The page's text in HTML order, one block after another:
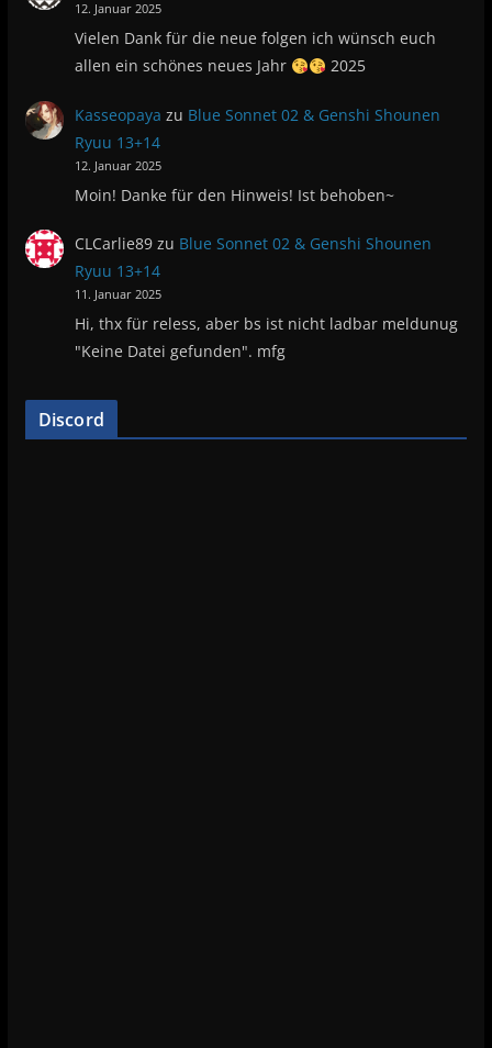
12. Januar 2025
Vielen Dank für die neue folgen ich wünsch euch
allen ein schönes neues Jahr
2025
Kasseopaya zu Blue Sonnet 02 & Genshi Shounen
Ryuu 13+14
12. Januar 2025
Moin! Danke für den Hinweis! Ist behoben~
CLCarlie89 zu Blue Sonnet 02 & Genshi Shounen
Ryuu 13+14
11. Januar 2025
Hi, thx für reless, aber bs ist nicht ladbar meldunug
"Keine Datei gefunden". mfg
Discord